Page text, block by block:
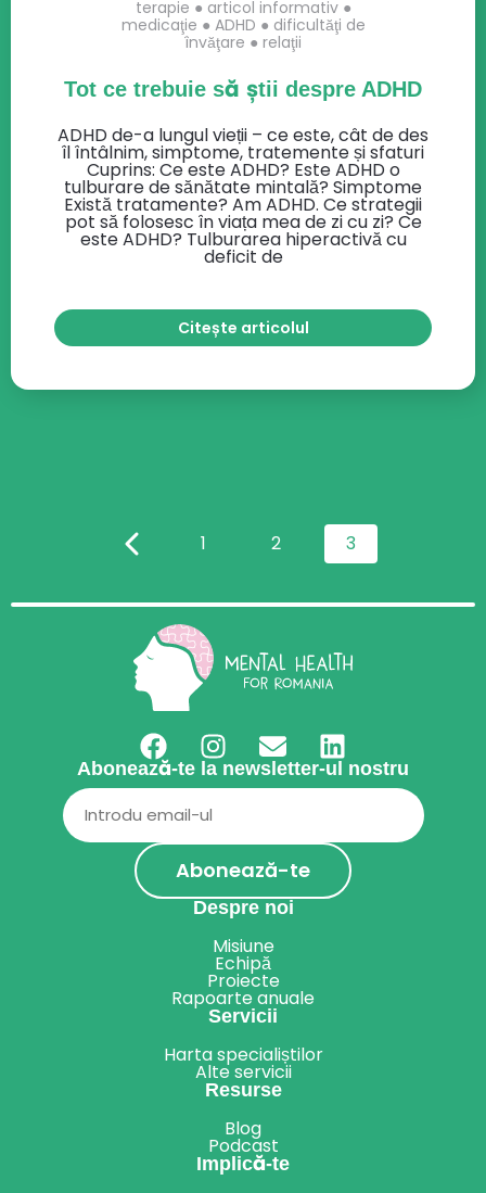
terapie ● articol informativ●
medicaţie ● ADHD ● dificultăţi de
învăţare ● relaţii
Tot ce trebuie să știi despre ADHD
ADHD de-a lungul vieții – ce este, cât de des
îl întâlnim, simptome, tratemente și sfaturi
Cuprins: Ce este ADHD? Este ADHD o
tulburare de sănătate mintală? Simptome
Există tratamente? Am ADHD. Ce strategii
pot să folosesc în viața mea de zi cu zi? Ce
este ADHD? Tulburarea hiperactivă cu
deficit de
Citește articolul
1 2 3
Abonează-te la newsletter-ul nostru
Email
(Required)
Despre noi
Misiune
Echipă
Proiecte
Rapoarte anuale
Servicii
Harta specialiștilor
Alte servicii
Resurse
Blog
Podcast
Implică-te